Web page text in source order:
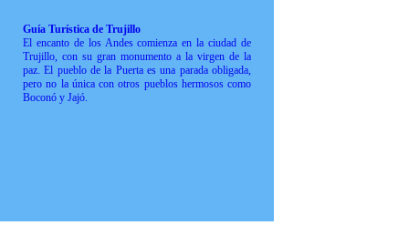
Guía Turística de Trujillo
El encanto de los Andes comienza en la ciudad de
Trujillo, con su gran monumento a la virgen de la
paz. El pueblo de la Puerta es una parada obligada,
pero no la única con otros pueblos hermosos como
Boconó y Jajó.